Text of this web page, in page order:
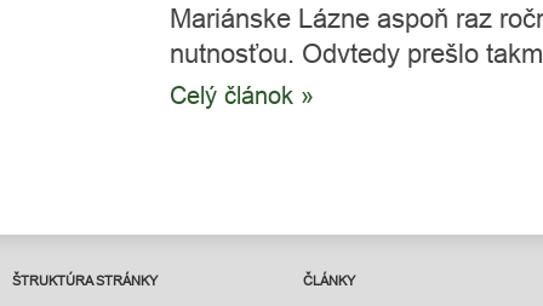
Mariánske Lázne aspoň raz
nutnosťou. Odvtedy prešlo
Celý článok »
ŠTRUKTÚRA STRÁNKY ČLÁNKY